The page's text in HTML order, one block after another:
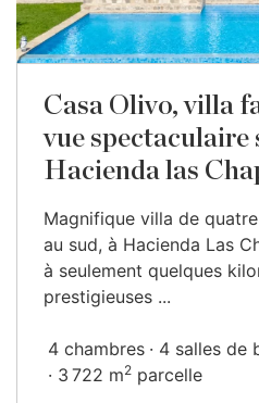
Casa Olivo, villa
vue spectaculaire
Hacienda las
Magnifique villa de
au sud, à Hacienda Las
à seulement quelques
prestigieuses ...
4 chambres 4 salles de
3 722 m2 parcelle